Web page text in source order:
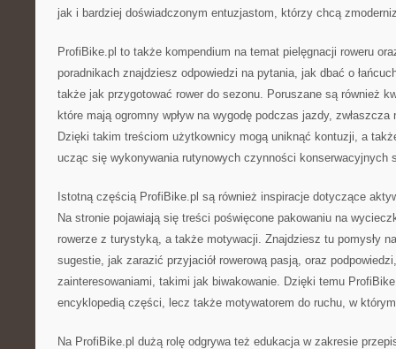
jak i bardziej doświadczonym entuzjastom, którzy chcą
ProfiBike.pl to także kompendium na temat pielęgnacji roweru
poradnikach znajdziesz odpowiedzi na pytania, jak dbać o
także jak przygotować rower do sezonu. Poruszane są również
które mają ogromny wpływ na wygodę podczas jazdy,
Dzięki takim treściom użytkownicy mogą uniknąć kontuzji, a
ucząc się wykonywania rutynowych czynności konserwacyjnych
Istotną częścią ProfiBike.pl są również inspiracje dotyczące
Na stronie pojawiają się treści poświęcone pakowaniu na
rowerze z turystyką, a także motywacji. Znajdziesz tu pomysły
sugestie, jak zarazić przyjaciół rowerową pasją, oraz
zainteresowaniami, takimi jak biwakowanie. Dzięki temu
encyklopedią części, lecz także motywatorem do ruchu, w którym
Na ProfiBike.pl dużą rolę odgrywa też edukacja w zakresie